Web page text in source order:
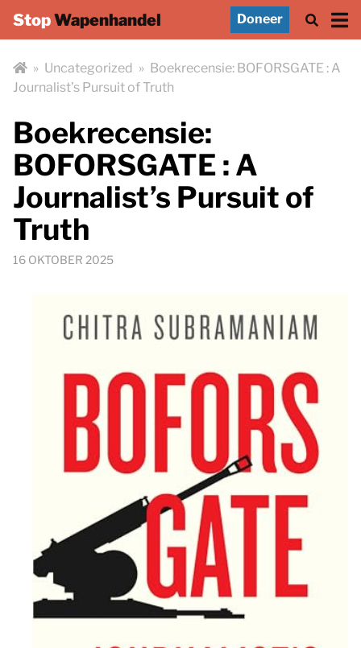
StopWapenhandel Doneer
» Uncategorized » Boekrecensie: BOFORSGATE : A
Journalist’s Pursuit of Truth
Boekrecensie:
BOFORSGATE : A
Journalist’s Pursuit of
Truth
16 OKTOBER 2025